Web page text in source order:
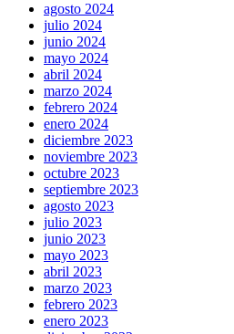
agosto 2024
julio 2024
junio 2024
mayo 2024
abril 2024
marzo 2024
febrero 2024
enero 2024
diciembre 2023
noviembre 2023
octubre 2023
septiembre 2023
agosto 2023
julio 2023
junio 2023
mayo 2023
abril 2023
marzo 2023
febrero 2023
enero 2023